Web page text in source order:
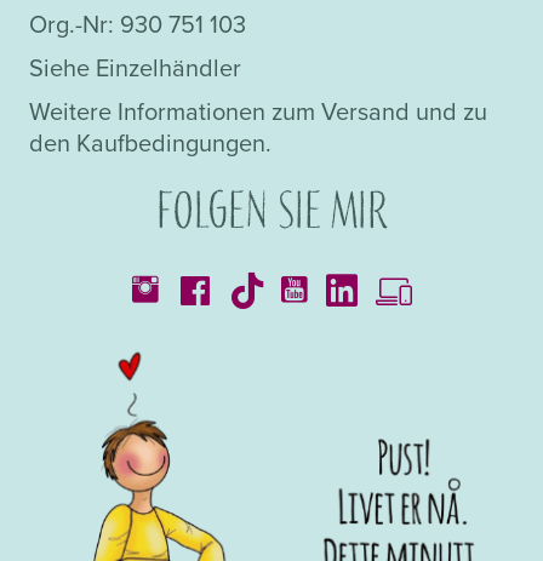
Org.-Nr: 930 751 103
Siehe Einzelhändler
Weitere Informationen zum Versand und zu
den Kaufbedingungen.
Folgen Sie mir
Kataloge